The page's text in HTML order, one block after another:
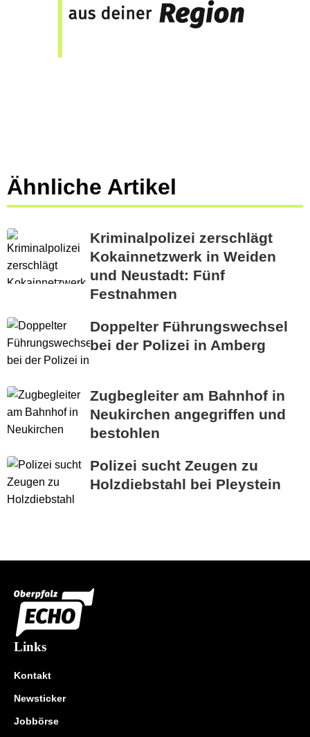
Ähnliche Artikel
Kriminalpolizei zerschlägt
Kokainnetzwerk in Weiden
und Neustadt: Fünf
Festnahmen
Doppelter Führungswechsel
bei der Polizei in Amberg
Zugbegleiter am Bahnhof in
Neukirchen angegriffen und
bestohlen
Polizei sucht Zeugen zu
Holzdiebstahl bei Pleystein
Links
Kontakt
Newsticker
Jobbörse